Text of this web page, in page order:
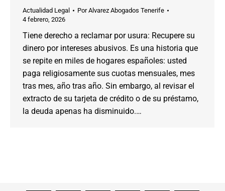
Actualidad Legal PorAlvarez Abogados Tenerife
4 febrero, 2026
Tiene derecho a reclamar por usura: Recupere su
dinero por intereses abusivos. Es una historia que
se repite en miles de hogares españoles: usted
paga religiosamente sus cuotas mensuales, mes
tras mes, año tras año. Sin embargo, al revisar el
extracto de su tarjeta de crédito o de su préstamo,
la deuda apenas ha disminuido.…